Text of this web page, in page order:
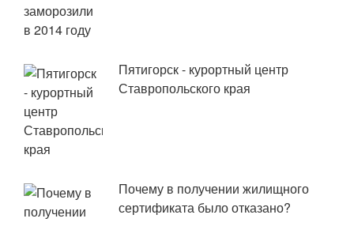
Пятигорск - курортный центр
Ставропольского края
Почему в получении жилищного
сертификата было отказано?